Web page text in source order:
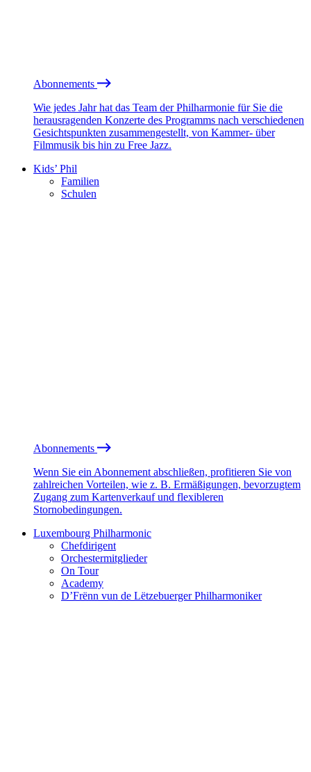
Abonnements
Wie jedes Jahr hat das Team der Philharmonie für Sie die
herausragenden Konzerte des Programms nach verschiedenen
Gesichtspunkten zusammengestellt, von Kammer- über
Filmmusik bis hin zu Free Jazz.
Kids’ Phil
Familien
Schulen
Abonnements
Wenn Sie ein Abonnement abschließen, profitieren Sie von
zahlreichen Vorteilen, wie z. B. Ermäßigungen, bevorzugtem
Zugang zum Kartenverkauf und flexibleren
Stornobedingungen.
Luxembourg Philharmonic
Chefdirigent
Orchestermitglieder
On Tour
Academy
D’Frënn vun de Lëtzebuerger Philharmoniker